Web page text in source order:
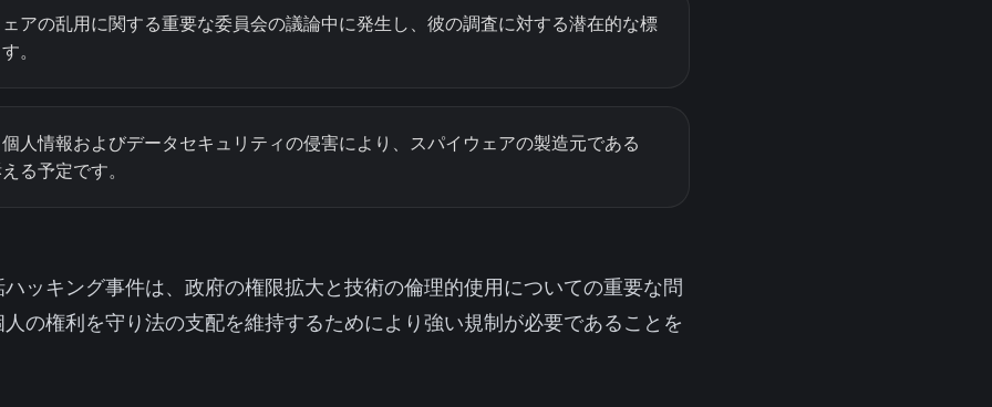
アの乱用に関する重要な委員会の議論中に発生し、彼の調査に対する潜在的な標
。
人情報およびデータセキュリティの侵害により、スパイウェアの製造元である
る予定です。
ッキング事件は、政府の権限拡大と技術の倫理的使用についての重要な問
の権利を守り法の支配を維持するためにより強い規制が必要であることを